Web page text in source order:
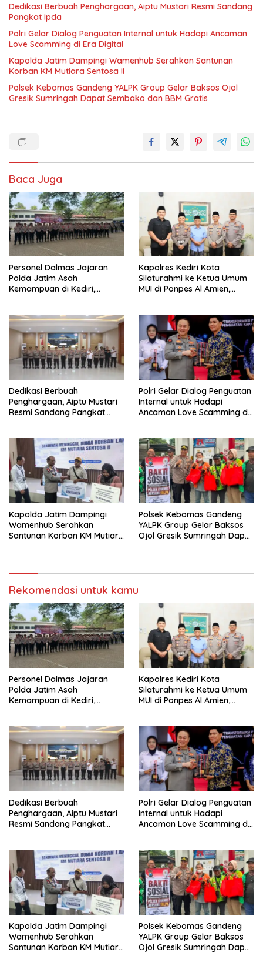
Dedikasi Berbuah Penghargaan, Aiptu Mustari Resmi Sandang
Pangkat Ipda
Polri Gelar Dialog Penguatan Internal untuk Hadapi Ancaman
Love Scamming di Era Digital
Kapolda Jatim Dampingi Wamenhub Serahkan Santunan
Korban KM Mutiara Sentosa II
Polsek Kebomas Gandeng YALPK Group Gelar Baksos Ojol
Gresik Sumringah Dapat Sembako dan BBM Gratis
Baca Juga
Personel Dalmas Jajaran
Polda Jatim Asah
Kemampuan di Kediri,
Kamtibmas
Kapolres Kediri Kota
Silaturahmi ke Ketua Umum
MUI di Ponpes Al Amien,
Dedikasi Berbuah
Penghargaan, Aiptu Mustari
Resmi Sandang Pangkat
Polri Gelar Dialog Penguatan
Internal untuk Hadapi
Ancaman Love Scamming di
Kapolda Jatim Dampingi
Wamenhub Serahkan
Santunan Korban KM Mutiara
Polsek Kebomas Gandeng
YALPK Group Gelar Baksos
Ojol Gresik Sumringah Dapat
Rekomendasi untuk kamu
Personel Dalmas Jajaran
Polda Jatim Asah
Kemampuan di Kediri,
Kamtibmas
Kapolres Kediri Kota
Silaturahmi ke Ketua Umum
MUI di Ponpes Al Amien,
Dedikasi Berbuah
Penghargaan, Aiptu Mustari
Resmi Sandang Pangkat
Polri Gelar Dialog Penguatan
Internal untuk Hadapi
Ancaman Love Scamming di
Kapolda Jatim Dampingi
Wamenhub Serahkan
Santunan Korban KM Mutiara
Polsek Kebomas Gandeng
YALPK Group Gelar Baksos
Ojol Gresik Sumringah Dapat